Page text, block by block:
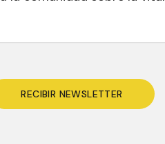
RECIBIR NEWSLETTER